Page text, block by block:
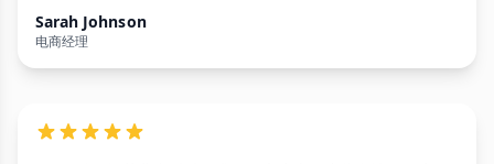
Sarah Johnson
电商经理